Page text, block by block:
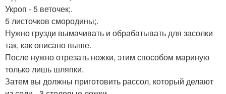
Укроп - 5 веточек;.
5 листочков смородины;.
Нужно грузди вымачивать и обрабатывать для засолки
так, как описано выше.
После нужно отрезать ножки, этим способом мариную
только лишь шляпки.
Затем вы должны приготовить рассол, который делают